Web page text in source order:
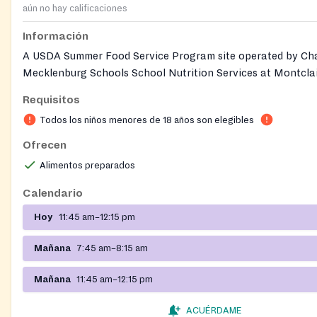
aún no hay calificaciones
Información
A USDA Summer Food Service Program site operated by
Mecklenburg Schools School Nutrition Services at
children 18 and younger during summer break. All guests are
check in at the school's front office when they arrive.
on-site and there is no cost, registration, ID, or proof of
Requisitos
Todos los niños menores de 18 años son elegibles
Ofrecen
Alimentos preparados
Calendario
Hoy 11:45 am–12:15 pm
Mañana 7:45 am–8:15 am
Mañana 11:45 am–12:15 pm
ACUÉRDAME